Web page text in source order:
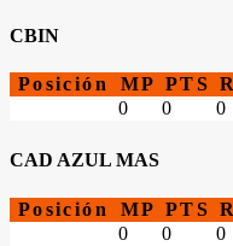
CBIN
Posición MP PTS
0
0 0
CAD AZUL MAS
Posición MP PTS
0
0 0